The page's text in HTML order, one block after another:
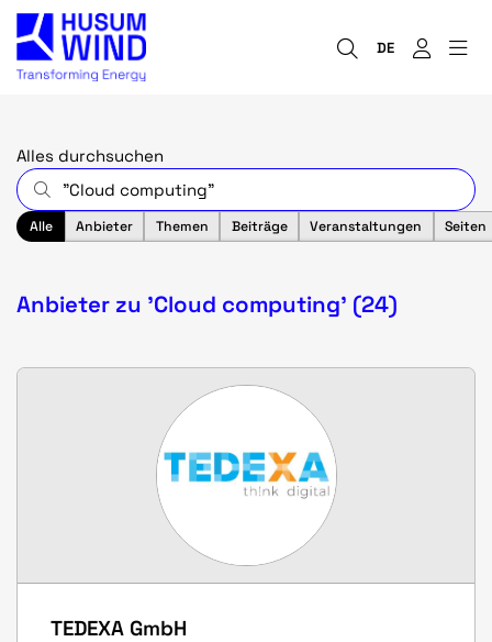
DE
Alles durchsuchen
Alle Anbieter Themen Beiträge Veranstaltungen Seiten
Anbieter zu 'Cloud computing' (24)
TEDEXA GmbH